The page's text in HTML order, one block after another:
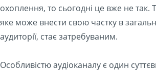
охоплення, то сьогодні це вже не так.
яке може внести свою частку в
аудиторії, стає затребуваним.
Особливістю аудіоканалу є один